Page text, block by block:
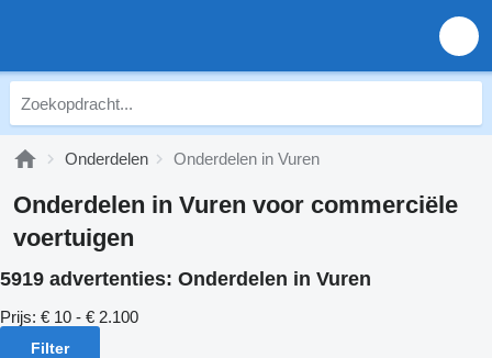
Onderdelen Onderdelen in Vuren
Onderdelen in Vuren voor commerciële
voertuigen
5919 advertenties: Onderdelen in Vuren
Prijs: € 10 - € 2.100
Filter